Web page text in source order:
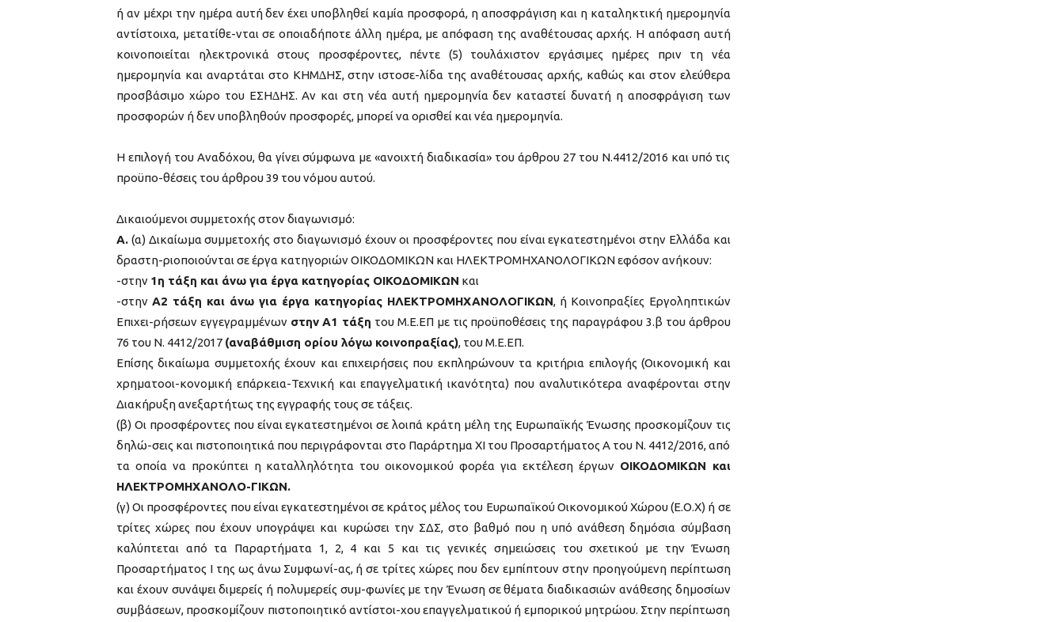
ή αν µέχρι την ημέρα αυτή δεν έχει υποβληθεί καμία προσφορά, η αποσφράγιση και η καταληκτική ημερομηνία
αντίστοιχα, μετατίθε-νται σε οποιαδήποτε άλλη ημέρα, µε απόφαση της αναθέτουσας αρχής. Η απόφαση αυτή
κοινοποιείται ηλεκτρονικά στους προσφέροντες, πέντε (5) τουλάχιστον εργάσιμες ημέρες πριν τη νέα
ημερομηνία και αναρτάται στο ΚΗΜ∆ΗΣ, στην ιστοσε-λίδα της αναθέτουσας αρχής, καθώς και στον ελεύθερα
προσβάσιµο χώρο του ΕΣΗ∆ΗΣ. Αν και στη νέα αυτή ημερομηνία δεν καταστεί δυνατή η αποσφράγιση των
προσφορών ή δεν υποβληθούν προσφορές, µπορεί να ορισθεί και νέα ημερομηνία.
Η επιλογή του Αναδόχου, θα γίνει σύμφωνα με «ανοιχτή διαδικασία» του άρθρου 27 του Ν.4412/2016 και υπό τις
προϋπο-θέσεις του άρθρου 39 του νόμου αυτού.
Δικαιούμενοι συμμετοχής στον διαγωνισμό:
Α. (α) Δικαίωμα συμμετοχής στο διαγωνισμό έχουν οι προσφέροντες που είναι εγκατεστημένοι στην Ελλάδα και
δραστη-ριοποιούνται σε έργα κατηγοριών ΟΙΚΟΔΟΜΙΚΩΝ και ΗΛΕΚΤΡΟΜΗΧΑΝΟΛΟΓΙΚΩΝ εφόσον ανήκουν:
-στην 1η τάξη και άνω για έργα κατηγορίας ΟΙΚΟΔΟΜΙΚΩΝ και
-στηνΑ2 τάξη και άνω για έργα κατηγορίας ΗΛΕΚΤΡΟΜΗΧΑΝΟΛΟΓΙΚΩΝ, ή Κοινοπραξίες Εργοληπτικών
Επιχει-ρήσεων εγγεγραμμένων στην Α1 τάξη του Μ.Ε.ΕΠ με τις προϋποθέσεις της παραγράφου 3.β του άρθρου
76 του Ν. 4412/2017 (αναβάθμιση ορίου λόγω κοινοπραξίας), του Μ.Ε.ΕΠ.
Επίσης δικαίωμα συμμετοχής έχουν και επιχειρήσεις που εκπληρώνουν τα κριτήρια επιλογής (Οικονομική και
χρηματοοι-κονομική επάρκεια-Τεχνική και επαγγελματική ικανότητα) που αναλυτικότερα αναφέρονται στην
Διακήρυξη ανεξαρτήτως της εγγραφής τους σε τάξεις.
(β) Οι προσφέροντες που είναι εγκατεστημένοι σε λοιπά κράτη μέλη της Ευρωπαϊκής Ένωσης προσκομίζουν τις
δηλώ-σεις και πιστοποιητικά που περιγράφονται στο Παράρτημα XI του Προσαρτήματος Α του Ν. 4412/2016, από
τα οποία να προκύπτει η καταλληλότητα του οικονομικού φορέα για εκτέλεση έργων ΟΙΚΟΔΟΜΙΚΩΝ και
ΗΛΕΚΤΡΟΜΗΧΑΝΟΛΟ-ΓΙΚΩΝ.
(γ) Οι προσφέροντες που είναι εγκατεστημένοι σε κράτος μέλος του Ευρωπαϊκού Οικονομικού Χώρου (Ε.Ο.Χ) ή σε
τρίτες χώρες που έχουν υπογράψει και κυρώσει την ΣΔΣ, στο βαθμό που η υπό ανάθεση δημόσια σύμβαση
καλύπτεται από τα Παραρτήματα 1, 2, 4 και 5 και τις γενικές σημειώσεις του σχετικού με την Ένωση
Προσαρτήματος I της ως άνω Συμφωνί-ας, ή σε τρίτες χώρες που δεν εμπίπτουν στην προηγούμενη περίπτωση
και έχουν συνάψει διμερείς ή πολυμερείς συμ-φωνίες με την Ένωση σε θέματα διαδικασιών ανάθεσης δημοσίων
συμβάσεων, προσκομίζουν πιστοποιητικό αντίστοι-χου επαγγελματικού ή εμπορικού μητρώου. Στην περίπτωση